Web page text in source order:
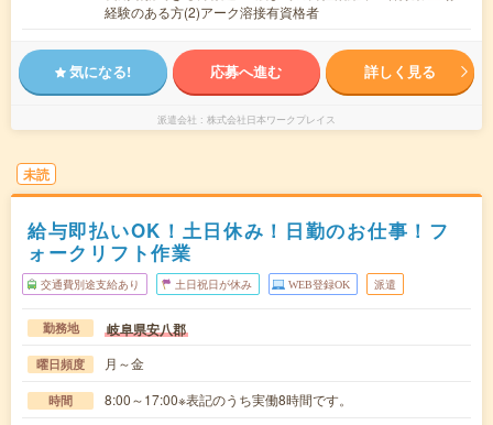
経験のある方(2)アーク溶接有資格者
気になる! 応募へ進む 詳しく見る
派遣会社 株式会社日本ワークプレイス
未読
給与即払いOK！土日休み！日勤のお仕事！フ
ォークリフト作業
交通費別途支給あり 土日祝日が休み WEB登録OK 派遣
勤務地 岐阜県安八郡
曜日頻度 月～金
時間 8:00～17:00※表記のうち実働8時間です。